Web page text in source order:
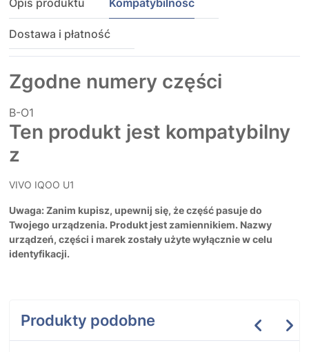
Opis produktu Kompatybilność
Dostawa i płatność
Zgodne numery części
B-O1
Ten produkt jest kompatybilny
z
VIVO IQOO U1
Uwaga: Zanim kupisz, upewnij się, że część pasuje do
Twojego urządzenia. Produkt jest zamiennikiem. Nazwy
urządzeń, części i marek zostały użyte wyłącznie w celu
identyfikacji.
Produkty podobne